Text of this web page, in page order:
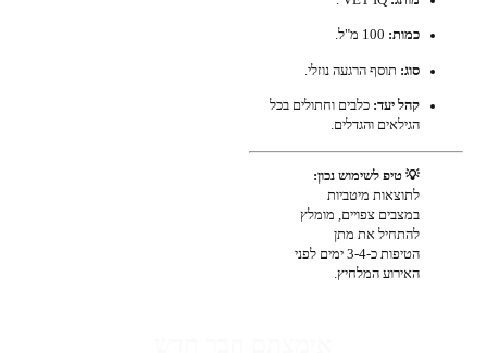
כמות:
סוג: תוסף הרגעה נוזלי.
קהל יעד: כלבים וחתולים בכל
הגילאים והגדלים.
💡 טיפ לשימוש נכון:
לתוצאות מיטביות
במצבים צפויים, מומלץ
להתחיל את מתן
הטיפות כ-3-4 ימים לפני
האירוע המלחיץ.